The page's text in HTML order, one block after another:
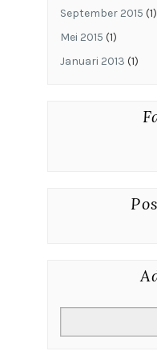
September 2015 (1)
Mei 2015 (1)
Januari 2013 (1)